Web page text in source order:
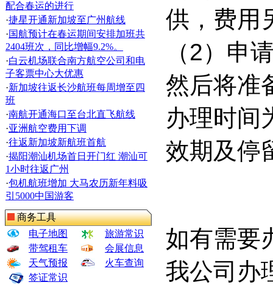
配合春运的进行
·捷星开通新加坡至广州航线
·国航预计在春运期间安排加班共
2404班次，同比增幅9.2%。
·白云机场联合南方航空公司和电
子客票中心大优惠
·新加坡往返长沙航班每周增至四
班
·南航开通海口至台北直飞航线
·亚洲航空费用下调
·往返新加坡新航班首航
·揭阳潮汕机场首日开门红 潮汕可
1小时往返广州
·包机航班增加 大马农历新年料吸
引5000中国游客
商务工具
电子地图
旅游常识
带驾租车
会展信息
天气预报
火车查询
签证常识
供，费用
（2）申
然后将准
办理时间
效期及停
如有需要
我公司办